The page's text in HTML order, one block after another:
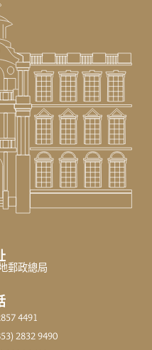
郵政總局
4491
2832 9490